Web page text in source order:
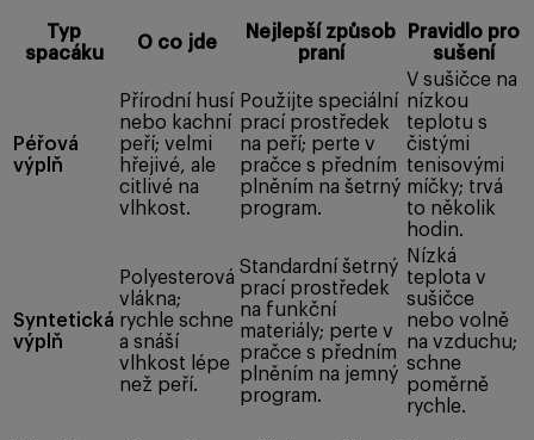
Typ
spacáku
O co jde
Nejlepší způsob
praní
Pravidlo pro
sušení
Péřová
výplň
Přírodní husí
nebo kachní
peří; velmi
hřejivé, ale
citlivé na
vlhkost.
Použijte speciální
prací prostředek
na peří; perte v
pračce s předním
plněním na šetrný
program.
V sušičce na
nízkou
teplotu s
čistými
tenisovými
míčky; trvá
to několik
hodin.
Syntetická
výplň
Polyesterová
vlákna;
rychle schne
a snáší
vlhkost lépe
než peří.
Standardní šetrný
prací prostředek
na funkční
materiály; perte v
pračce s předním
plněním na jemný
program.
Nízká
teplota v
sušičce
nebo volně
na vzduchu;
schne
poměrně
rychle.